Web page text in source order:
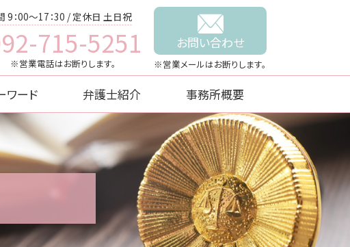
9：00～17：30 / 定休日 土日祝
715-5251
※営業電話はお断りします。
お問い合わせ
※営業メールはお断りします。
ワード 弁護士紹介 事務所概要